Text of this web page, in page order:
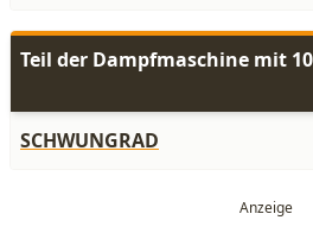
Teil der Dampfmaschine mit
SCHWUNGRAD